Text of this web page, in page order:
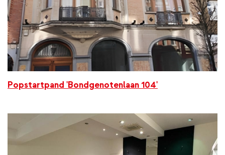
Popstartpand 'Bondgenotenlaan 104'